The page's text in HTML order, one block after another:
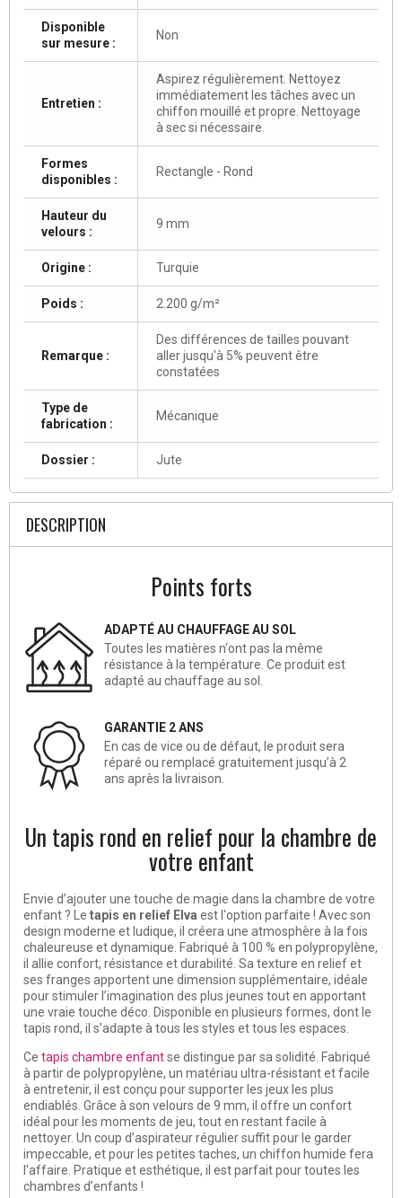
Disponible
sur mesure :
Non
Entretien :
Aspirez régulièrement. Nettoyez
immédiatement les tâches avec un
chiffon mouillé et propre. Nettoyage
à sec si nécessaire.
Formes
disponibles :
Rectangle - Rond
Hauteur du
velours :
9 mm
Origine : Turquie
Poids : 2.200 g/m²
Remarque :
Des différences de tailles pouvant
aller jusqu'à 5% peuvent être
constatées
Type de
fabrication :
Mécanique
Dossier : Jute
DESCRIPTION
Points forts
ADAPTÉ AU CHAUFFAGE AU SOL
Toutes les matières n‘ont pas la même
résistance à la température. Ce produit est
adapté au chauffage au sol.
GARANTIE 2 ANS
En cas de vice ou de défaut, le produit sera
réparé ou remplacé gratuitement jusqu’à 2
ans après la livraison.
Un tapis rond en relief pour la chambre de
votre enfant
Envie d’ajouter une touche de magie dans la chambre de votre
enfant ? Le tapis en relief Elva est l'option parfaite ! Avec son
design moderne et ludique, il créera une atmosphère à la fois
chaleureuse et dynamique. Fabriqué à 100 % en polypropylène,
il allie confort, résistance et durabilité. Sa texture en relief et
ses franges apportent une dimension supplémentaire, idéale
pour stimuler l’imagination des plus jeunes tout en apportant
une vraie touche déco. Disponible en plusieurs formes, dont le
tapis rond, il s’adapte à tous les styles et tous les espaces.
Ce tapis chambre enfantse distingue par sa solidité. Fabriqué
à partir de polypropylène, un matériau ultra-résistant et facile
à entretenir, il est conçu pour supporter les jeux les plus
endiablés. Grâce à son velours de 9 mm, il offre un confort
idéal pour les moments de jeu, tout en restant facile à
nettoyer. Un coup d’aspirateur régulier suffit pour le garder
impeccable, et pour les petites taches, un chiffon humide fera
l'affaire. Pratique et esthétique, il est parfait pour toutes les
chambres d’enfants !